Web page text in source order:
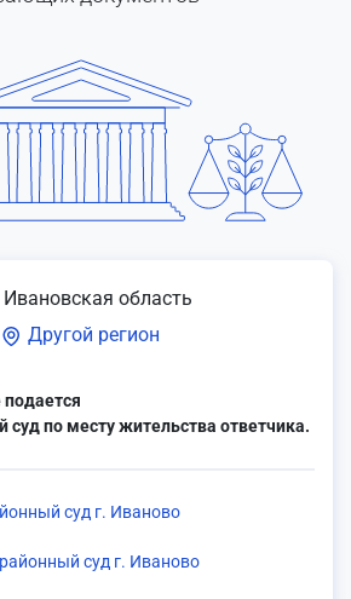
Ивановская область
Другой регион
суд по месту жительства ответчика.
суд г. Иваново
суд г. Иваново